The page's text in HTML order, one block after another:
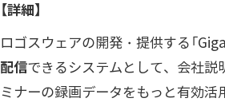
【詳細】
ロゴスウェアの開発・提供する「
配信できるシステムとして、会社
ミナーの録画データをもっと有効活